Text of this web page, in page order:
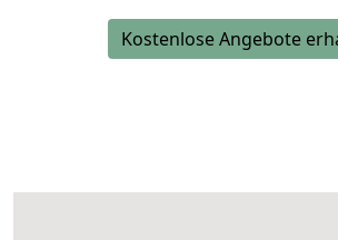
Kostenlose Angebote